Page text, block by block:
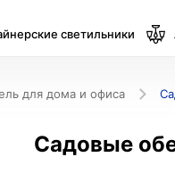
светильники
для дома и офиса
Садовые